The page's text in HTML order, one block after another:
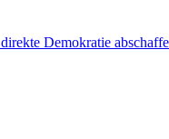
Demokratie